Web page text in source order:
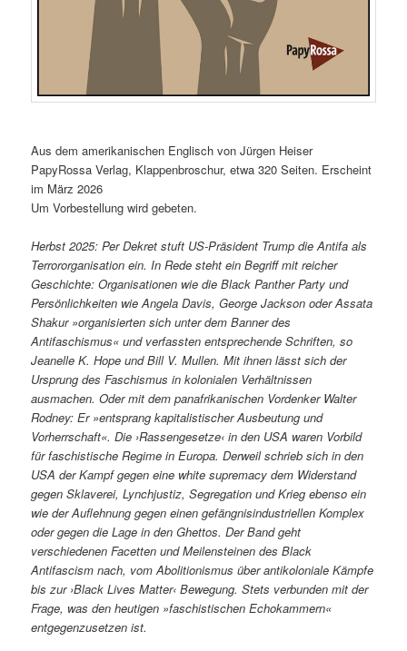
Aus dem amerikanischen Englisch von Jürgen Heiser
PapyRossa Verlag, Klappenbroschur, etwa 320 Seiten. Erscheint
im März 2026
Um Vorbestellung wird gebeten.
Herbst 2025: Per Dekret stuft US-Präsident Trump die Antifa als
Terrororganisation ein. In Rede steht ein Begriff mit reicher
Geschichte: Organisationen wie die Black Panther Party und
Persönlichkeiten wie Angela Davis, George Jackson oder Assata
Shakur »organisierten sich unter dem Banner des
Antifaschismus« und verfassten entsprechende Schriften, so
Jeanelle K. Hope und Bill V. Mullen. Mit ihnen lässt sich der
Ursprung des Faschismus in kolonialen Verhältnissen
ausmachen. Oder mit dem panafrikanischen Vordenker Walter
Rodney: Er »entsprang kapitalistischer Ausbeutung und
Vorherrschaft«. Die ›Rassengesetze‹ in den USA waren Vorbild
für faschistische Regime in Europa. Derweil schrieb sich in den
USA der Kampf gegen eine white supremacy dem Widerstand
gegen Sklaverei, Lynchjustiz, Segregation und Krieg ebenso ein
wie der Auflehnung gegen einen gefängnisindustriellen Komplex
oder gegen die Lage in den Ghettos. Der Band geht
verschiedenen Facetten und Meilensteinen des Black
Antifascism nach, vom Abolitionismus über antikoloniale Kämpfe
bis zur ›Black Lives Matter‹ Bewegung. Stets verbunden mit der
Frage, was den heutigen »faschistischen Echokammern«
entgegenzusetzen ist.